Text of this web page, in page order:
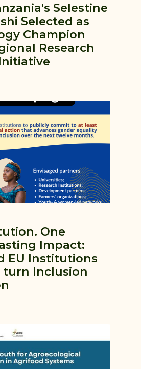
Selestine
Selected as
Champion
Research
One
Impact:
EU Institutions
Inclusion